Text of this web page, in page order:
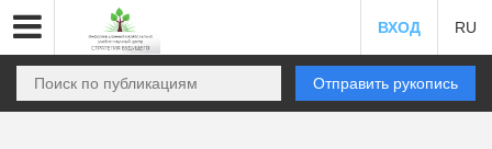
ВХОД RU
Отправить рукопись